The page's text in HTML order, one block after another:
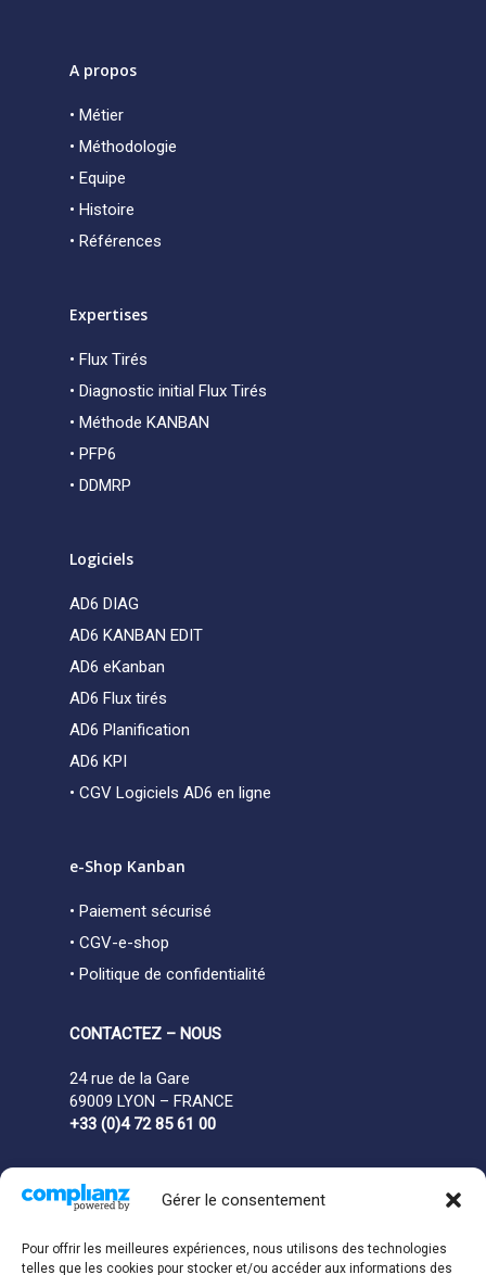
Gérer le consentement
Pour offrir les meilleures expériences, nous utilisons des technologies
telles que les cookies pour stocker et/ou accéder aux informations des
A propos
• Métier
• Méthodologie
• Equipe
• Histoire
• Références
Expertises
• Flux Tirés
• Diagnostic initial Flux Tirés
• Méthode KANBAN
• PFP6
• DDMRP
Logiciels
AD6 DIAG
AD6 KANBAN EDIT
AD6 eKanban
AD6 Flux tirés
AD6 Planification
AD6 KPI
• CGV Logiciels AD6 en ligne
e-Shop Kanban
• Paiement sécurisé
• CGV-e-shop
• Politique de confidentialité
CONTACTEZ – NOUS
24 rue de la Gare
69009 LYON – FRANCE
+33 (0)4 72 85 61 00